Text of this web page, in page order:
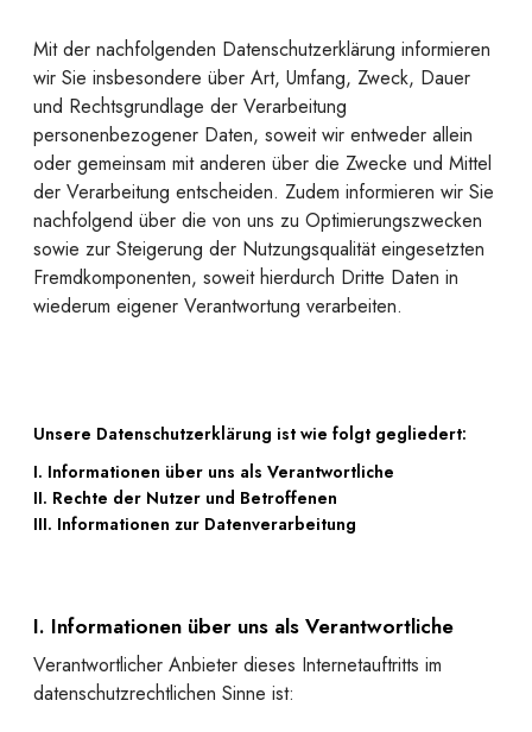
Mit der nachfolgenden Datenschutzerklärung informieren
wir Sie insbesondere über Art, Umfang, Zweck, Dauer
und Rechtsgrundlage der Verarbeitung
personenbezogener Daten, soweit wir entweder allein
oder gemeinsam mit anderen über die Zwecke und Mittel
der Verarbeitung entscheiden. Zudem informieren wir Sie
nachfolgend über die von uns zu Optimierungszwecken
sowie zur Steigerung der Nutzungsqualität eingesetzten
Fremdkomponenten, soweit hierdurch Dritte Daten in
wiederum eigener Verantwortung verarbeiten.
Unsere Datenschutzerklärung ist wie folgt gegliedert:
I. Informationen über uns als Verantwortliche
II. Rechte der Nutzer und Betroffenen
III. Informationen zur Datenverarbeitung
I. Informationen über uns als Verantwortliche
Verantwortlicher Anbieter dieses Internetauftritts im
datenschutzrechtlichen Sinne ist: